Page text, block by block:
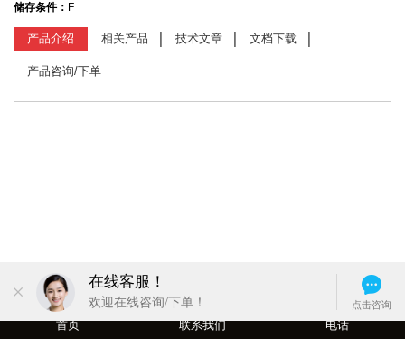
储存条件： F
产品介绍 相关产品 技术文章 文档下载
产品咨询/下单
首页 联系我们 电话